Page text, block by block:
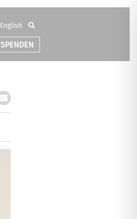
English
SPENDEN